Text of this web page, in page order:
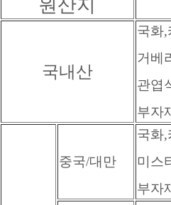
원산지
국내산
국화
거베
관엽
부자
중국/대만
국화
미스
부자